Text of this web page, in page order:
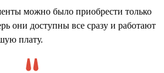
можно было приобрести только
они доступны все сразу и работают
плату.